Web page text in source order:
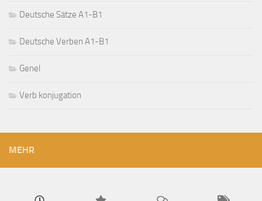
Deutsche Sätze A1-B1
Deutsche Verben A1-B1
Genel
Verb konjugation
MEHR